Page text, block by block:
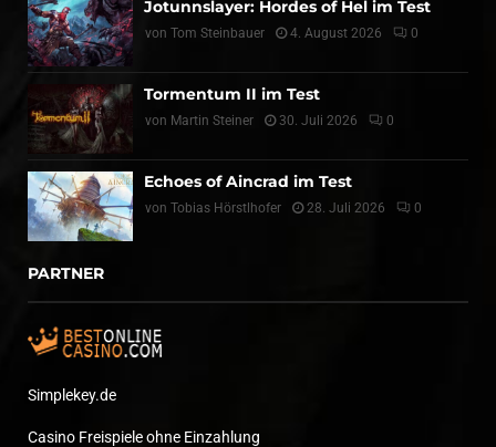
Jotunnslayer: Hordes of Hel im Test
von Tom Steinbauer 4. August 2026 0
Tormentum II im Test
von Martin Steiner 30. Juli 2026 0
Echoes of Aincrad im Test
von Tobias Hörstlhofer 28. Juli 2026 0
PARTNER
Simplekey.de
Casino Freispiele ohne Einzahlung